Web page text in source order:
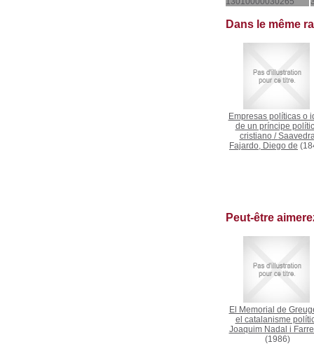
Dans le même
Empresas políticas o
de un príncipe
cristiano/
Fajardo, Diego de
Peut-être
El Memorial de
el catalanisme
Joaquim Nadal i
(1986)